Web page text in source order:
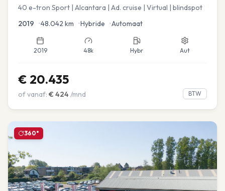
40 e-tron Sport | Alcantara | Ad. cruise | Virtual | blindspot
2019 •48.042 km •Hybride •Automaat
2019 48k Hybr Aut
€ 20.435
of vanaf: € 424 /mnd BTW
360°